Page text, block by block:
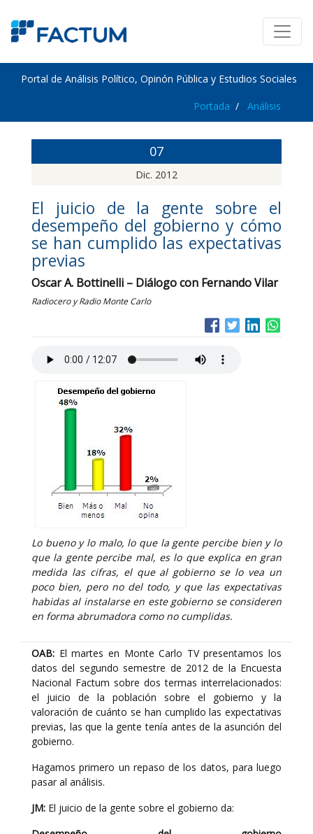
Portal de Análisis Político, Opinón Pública y Estudios Sociales
Portada Análisis
07
Dic. 2012
El juicio de la gente sobre el
desempeño del gobierno y cómo
se han cumplido las expectativas
previas
Oscar A. Bottinelli – Diálogo con Fernando Vilar
Radiocero y Radio Monte Carlo
Lo bueno y lo malo, lo que la gente percibe bien y lo
que la gente percibe mal, es lo que explica en gran
medida las cifras, el que al gobierno se lo vea un
poco bien, pero no del todo, y que las expectativas
habidas al instalarse en este gobierno se consideren
en forma abrumadora como no cumplidas.
OAB: El martes en Monte Carlo TV presentamos los
datos del segundo semestre de 2012 de la Encuesta
Nacional Factum sobre dos termas interrelacionados:
el juicio de la población sobre el gobierno y la
valoración de cuánto se han cumplido las expectativas
previas, las que la gente tenía antes de la asunción del
gobierno.
Hagamos primero un repaso de los datos, para luego
pasar al análisis.
JM: El juicio de la gente sobre el gobierno da: